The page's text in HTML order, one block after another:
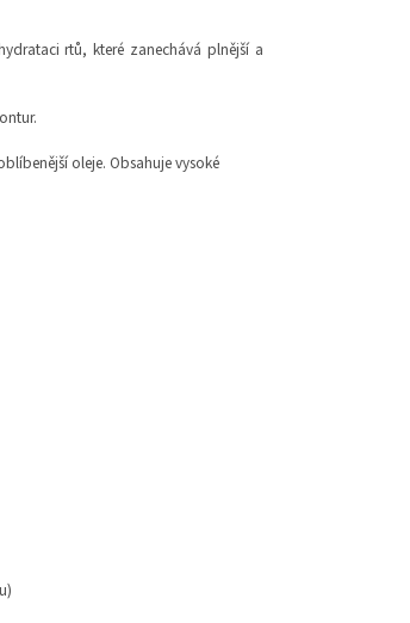
rtů, které zanechává plnější a
oleje. Obsahuje vysoké